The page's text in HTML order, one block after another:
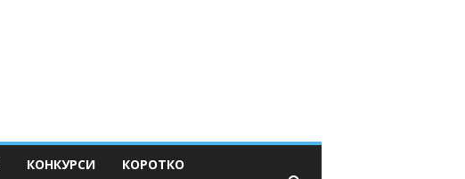
КОНКУРСИ КОРОТКО